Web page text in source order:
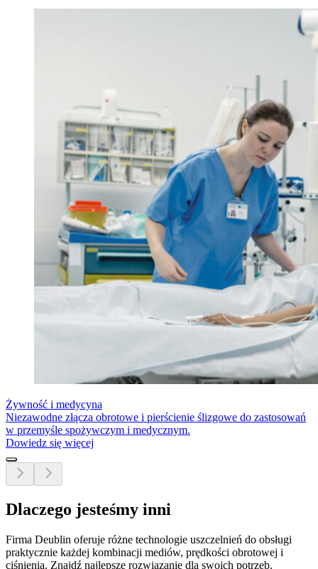
Żywność i medycyna
Niezawodne złącza obrotowe i pierścienie ślizgowe do zastosowań
w przemyśle spożywczym i medycznym.
Dowiedz się więcej
Dlaczego jesteśmy inni
Firma Deublin oferuje różne technologie uszczelnień do obsługi
praktycznie każdej kombinacji mediów, prędkości obrotowej i
ciśnienia. Znajdź najlepsze rozwiązanie dla swoich potrzeb.